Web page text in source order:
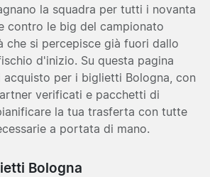
la squadra per tutti i novanta
contro le big del campionato
che si percepisce già fuori dallo
d'inizio. Su questa pagina
per i biglietti Bologna, con
verificati e pacchetti di
la tua trasferta con tutte
a portata di mano.
Bologna